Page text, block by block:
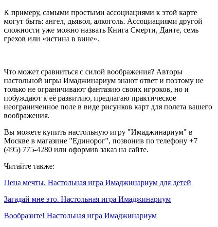
К примеру, самыми простыми ассоциациями к этой карте
могут быть: ангел, дьявол, алкоголь. Ассоциациями другой
сложности уже можно назвать Книга Смерти, Данте, семь
грехов или «истина в вине».
Что может сравниться с силой воображения? Авторы
настольной игры Имаджинариум знают ответ и поэтому не
только не ограничивают фантазию своих игроков, но и
побуждают к её развитию, предлагаю практическое
неограниченное поле в виде рисунков карт для полета вашего
воображения.
Вы можете купить настольную игру "Имаджинариум" в
Москве в магазине "Единорог", позвонив по телефону +7
(495) 775-4280 или оформив заказ на сайте.
Читайте также:
Цена мечты. Настольная игра Имаджинариум для детей
Загадай мне это. Настольная игра Имаджинариум
Вообразите! Настольная игра Имаджинариум